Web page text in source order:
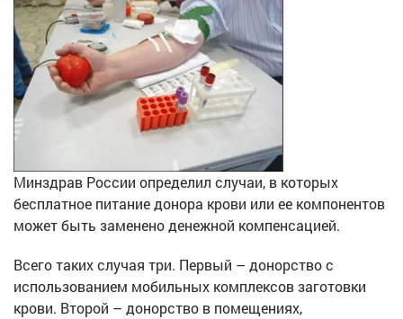
Минздрав России определил случаи, в которых
бесплатное питание донора крови или ее компонентов
может быть заменено денежной компенсацией.
Всего таких случая три. Первый – донорство с
использованием мобильных комплексов заготовки
крови. Второй – донорство в помещениях,